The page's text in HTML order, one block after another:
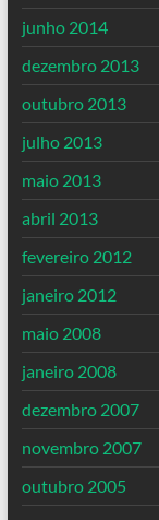
junho 2014
dezembro 2013
outubro 2013
julho 2013
maio 2013
abril 2013
fevereiro 2012
janeiro 2012
maio 2008
janeiro 2008
dezembro 2007
novembro 2007
outubro 2005